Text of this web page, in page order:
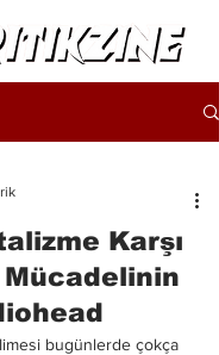
Karşı
bugünlerde çokça